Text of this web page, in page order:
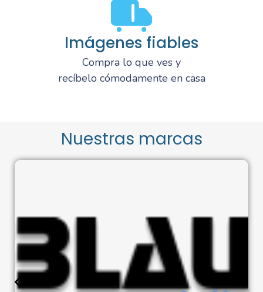
Imágenes fiables
Compra lo que ves y
recíbelo cómodamente en casa
Nuestras marcas